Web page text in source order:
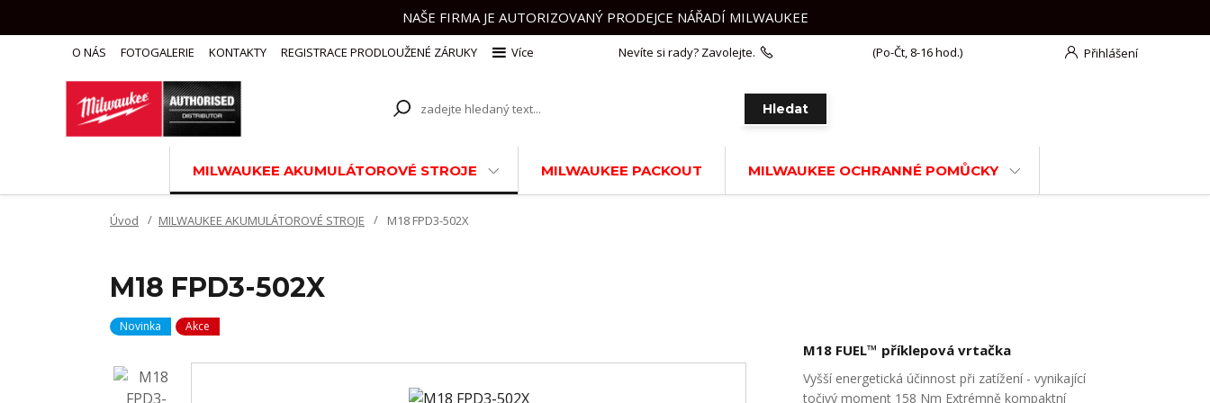
NAŠE FIRMA JE AUTORIZOVANÝ PRODEJCE NÁŘADÍ MILWAUKEE
O NÁS FOTOGALERIE KONTAKTY REGISTRACE PRODLOUŽENÉ ZÁRUKY Více Přihlášení
Hledat
Nevíte si rady? Zavolejte. (Po-Čt, 8-16 hod.)
MILWAUKEE AKUMULÁTOROVÉ STROJE MILWAUKEE PACKOUT MILWAUKEE OCHRANNÉ POMŮCKY
Úvod MILWAUKEE AKUMULÁTOROVÉ STROJE M18 FPD3-502X
M18 FPD3-502X
Novinka Akce
M18 FUEL™ příklepová vrtačka
Vyšší energetická účinnost při zatížení - vynikající
točivý moment 158 Nm Extrémně kompaktní